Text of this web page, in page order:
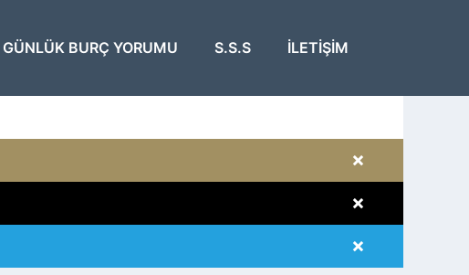
GÜNLÜK BURÇ YORUMU S.S.S İLETIŞIM
×
×
×